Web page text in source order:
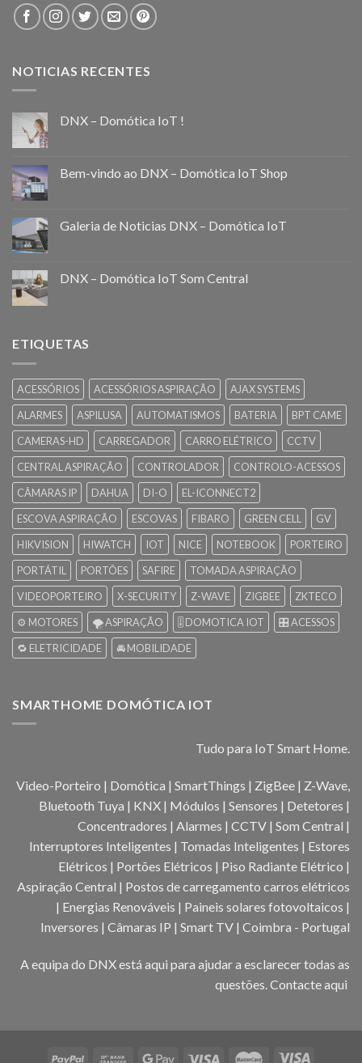
NOTICIAS RECENTES
DNX – Domótica IoT !
Bem-vindo ao DNX – Domótica IoT Shop
Galeria de Noticias DNX – Domótica IoT
DNX – Domótica IoT Som Central
ETIQUETAS
ACESSÓRIOS ACESSÓRIOS ASPIRAÇÃO
AJAX SYSTEMS
ALARMES
ASPILUSA AUTOMATISMOS BATERIA
BPT CAME
CAMERAS-HD
CARREGADOR CARRO ELÉTRICO
CCTV
CENTRAL ASPIRAÇÃO
CONTROLADOR
CONTROLO-ACESSOS
CÂMARAS IP
DAHUA DI-O
EL-ICONNECT2
ESCOVA ASPIRAÇÃO
ESCOVAS FIBARO GREEN CELL
GV
HIKVISION
HIWATCH IOT NICE NOTEBOOK
PORTEIRO
PORTÁTIL
PORTÕES SAFIRE
TOMADA ASPIRAÇÃO
VIDEOPORTEIRO
X-SECURITY Z-WAVE ZIGBEE
ZKTECO
⚙️ MOTORES
🌪️ ASPIRAÇÃO 🎚️ DOMOTICA IOT
🎛️ ACESSOS
🔁 ELETRICIDADE
🚘 MOBILIDADE
SMARTHOME DOMÓTICA IOT
Tudo para IoT Smart Home.
Video-Porteiro | Domótica | SmartThings | ZigBee | Z-Wave,
Bluetooth Tuya | KNX | Módulos | Sensores | Detetores |
Concentradores | Alarmes | CCTV | Som Central |
Interruptores Inteligentes | Tomadas Inteligentes | Estores
Elétricos | Portões Elétricos | Piso Radiante Elétrico |
Aspiração Central | Postos de carregamento carros elétricos
| Energias Renováveis | Paineis solares fotovoltaicos |
Inversores | Câmaras IP | Smart TV | Coimbra - Portugal
A equipa do DNX está aqui para ajudar a esclarecer todas as
questões. Contacte aqui